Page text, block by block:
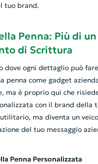
tuo brand.
Penna: Più di
di Scrittura
dove ogni dettaglio può
penna come gadget
ma è proprio qui che
con il brand della
ma diventa un
del tuo messaggio
Penna Personalizzata